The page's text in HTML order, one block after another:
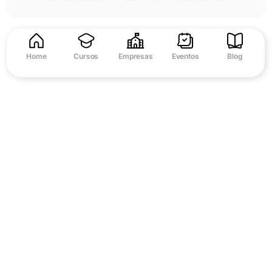
Home Cursos Empresas Eventos Blog